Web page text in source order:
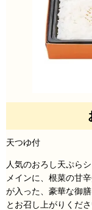
天つゆ付
人気のおろし天ぷら
メインに、根菜の甘
が入った、豪華な御
とお召し上がりくだ